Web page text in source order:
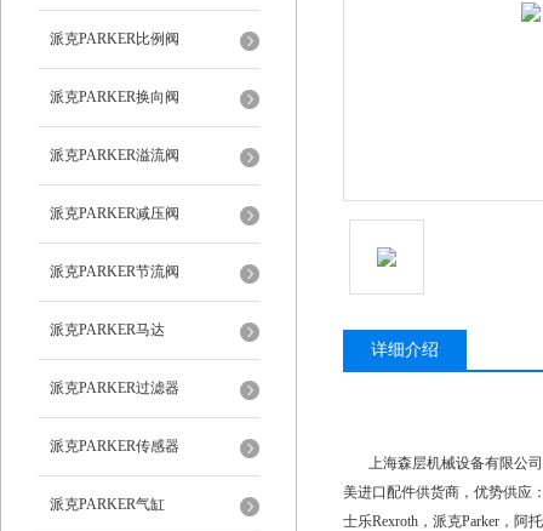
派克PARKER比例阀
派克PARKER换向阀
派克PARKER溢流阀
派克PARKER减压阀
派克PARKER节流阀
派克PARKER马达
派克PARKER过滤器
派克PARKER传感器
派克PARKER气缸
详细介绍
上海森层机械设备有限公
美进口配件供货商，优势供应
士乐Rexroth，派克Parker，阿